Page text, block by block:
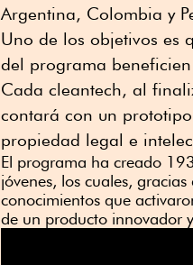
Argentina, Colombia y
Uno de los objetivos es
del programa
Cada cleantech, al
contará con un
propiedad legal e
El programa ha creado
jóvenes, los cuales,
conocimientos que
de un producto innovador